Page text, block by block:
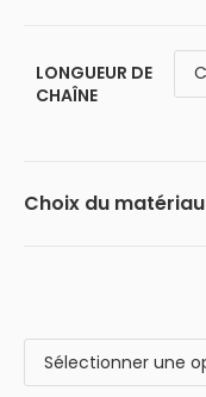
LONGUEUR DE
CHAÎNE
Choix du matériau